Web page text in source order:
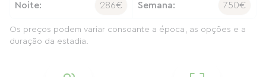
Noite: 286€ Semana: 750€
Os preços podem variar consoante a época, as opções e a
duração da estadia.